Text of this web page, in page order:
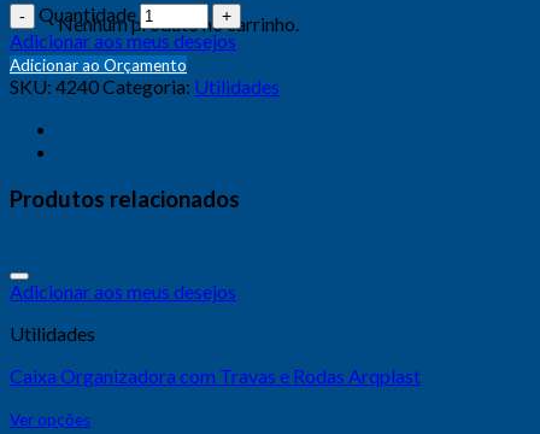
Nenhum produto no carrinho.
Quantidade
Adicionar aos meus desejos
Adicionar ao Orçamento
SKU: 4240Categoria: Utilidades
Produtos relacionados
Adicionar aos meus desejos
Utilidades
Caixa Organizadora com Travas e Rodas Arqplast
Ver opções